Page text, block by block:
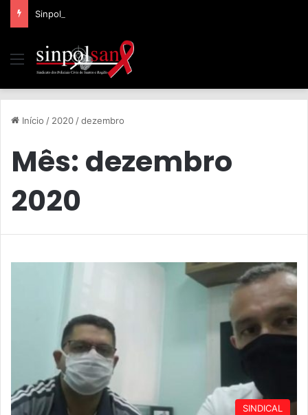
Início / 2020 /dezembro
Mês: dezembro
2020
SINDICAL